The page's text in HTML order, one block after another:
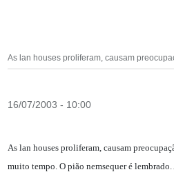
As lan houses proliferam, causam
16/07/2003 - 10:00
As lan houses proliferam, causam
muito tempo. O pião nemsequer é